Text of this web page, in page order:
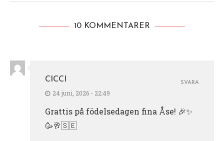
10 KOMMENTARER
CICCI
24 juni, 2026 - 22:49
Grattis på födelsedagen fina Åse! 🎉✨
🥳🥂🇸🇪
SVARA